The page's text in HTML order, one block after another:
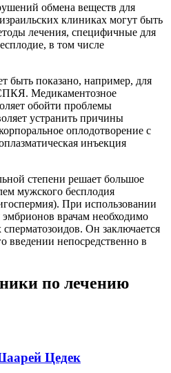
обмена веществ для
клиниках могут быть
лечения, специфичные для
в том числе
быть показано, например, для
Медикаментозное
обойти проблемы
устранить причины
оплодотворение с
инъекция
степени решает большое
мужского бесплодия
При использовании
эмбрионов врачам необходимо
Он заключается
введении непосредственно в
по лечению
Цедек